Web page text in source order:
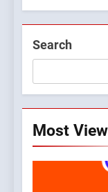
Search
Most